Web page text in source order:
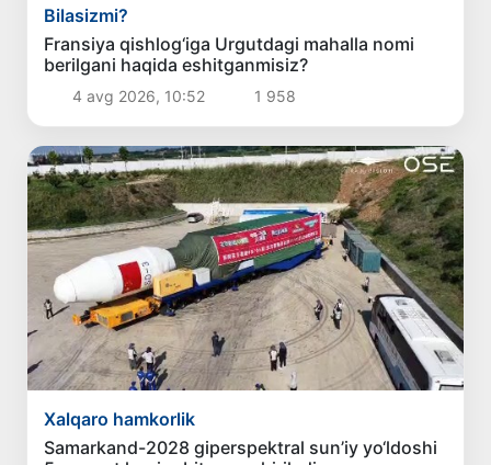
Bilasizmi?
Fransiya qishlog‘iga Urgutdagi mahalla nomi
berilgani haqida eshitganmisiz?
4 avg 2026, 10:52 1 958
Xalqaro hamkorlik
Samarkand-2028 giperspektral sun’iy yo‘ldoshi